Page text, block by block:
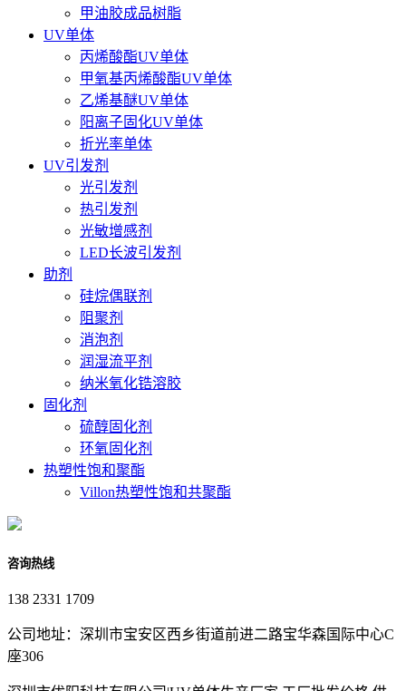
甲油胶成品树脂
UV单体
丙烯酸酯UV单体
甲氧基丙烯酸酯UV单体
乙烯基醚UV单体
阳离子固化UV单体
折光率单体
UV引发剂
光引发剂
热引发剂
光敏增感剂
LED长波引发剂
助剂
硅烷偶联剂
阻聚剂
消泡剂
润湿流平剂
纳米氧化锆溶胶
固化剂
硫醇固化剂
环氧固化剂
热塑性饱和聚酯
Villon热塑性饱和共聚酯
咨询热线
138 2331 1709
公司地址：深圳市宝安区西乡街道前进二路宝华森国际中心C
座306